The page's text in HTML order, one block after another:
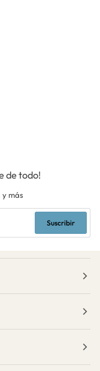
de todo!
y más
Suscribir